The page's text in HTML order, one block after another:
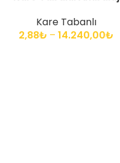
Kare Tabanlı
2,88₺ – 14.240,00₺